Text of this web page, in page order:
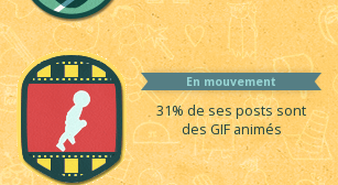
En mouvement
31% de ses posts sont
des GIF animés